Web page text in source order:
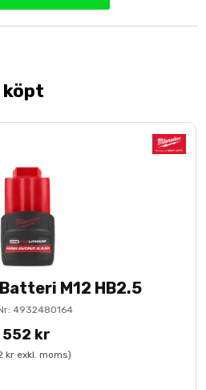
köpt
M12 HB2.5
4932480164
552 kr
kr exkl. moms)